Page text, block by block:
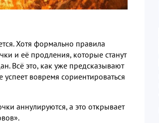
. Хотя формально правила
и её продления, которые станут
. Всё это, как уже предсказывают
успеет вовремя сориентироваться
аннулируются, а это открывает
.